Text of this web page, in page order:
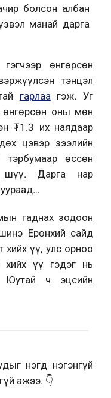
болсон албан
манай дарга
өнгөрсөн
тэнцэл
гарлаагэж. Уг
оны мөн
₮1.3 их наядаар
цэвэр зээлийн
өссөн
шүү. Дарга нар
гаднах зодоон
Ерөнхий сайд
хийх үү, улс орноо
хийх үү гэдэг нь
Юутай ч эцсийн
нэгд нэгэнгүй
ажээ. 👇